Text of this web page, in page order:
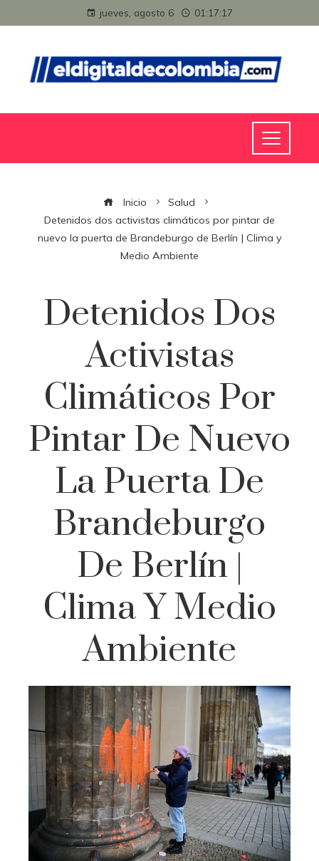
jueves, agosto 6 01:17:18
Inicio
Salud
Detenidos dos activistas climáticos por pintar de
nuevo la puerta de Brandeburgo de Berlín | Clima y
Medio Ambiente
Detenidos Dos
Activistas
Climáticos Por
Pintar De Nuevo
La Puerta De
Brandeburgo
De Berlín |
Clima Y Medio
Ambiente